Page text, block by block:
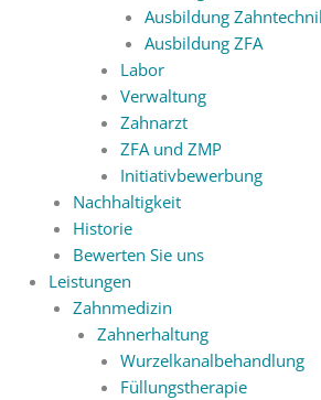
Ausbildung
Ausbildung ZFA
Labor
Verwaltung
Zahnarzt
ZFA und ZMP
Initiativbewerbung
Nachhaltigkeit
Historie
Bewerten Sie uns
Leistungen
Zahnmedizin
Zahnerhaltung
Wurzelkanalbehandlung
Füllungstherapie